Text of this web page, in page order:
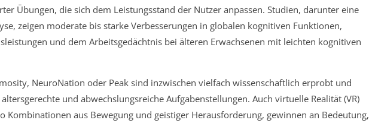
Übungen, die sich dem Leistungsstand der Nutzer anpassen. Studien, darunter eine
zeigen moderate bis starke Verbesserungen in globalen kognitiven Funktionen,
und dem Arbeitsgedächtnis bei älteren Erwachsenen mit leichten kognitiven
NeuroNation oder Peak sind inzwischen vielfach wissenschaftlich erprobt und
und abwechslungsreiche Aufgabenstellungen. Auch virtuelle Realität (VR)
Kombinationen aus Bewegung und geistiger Herausforderung, gewinnen an Bedeutung,